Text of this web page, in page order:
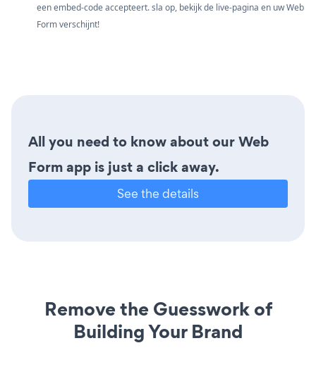
een embed-code accepteert. sla op, bekijk de live-pagina en uw Web
Form verschijnt!
All you need to know about our Web
Form app is just a click away.
See the details
Remove the Guesswork of
Building Your Brand